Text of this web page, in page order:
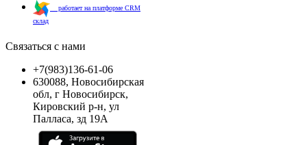
работает на платформе CRM
склад
Связаться с нами
+7(983)136-61-06
630088, Новосибирская
обл, г Новосибирск,
Кировский р-н, ул
Палласа, зд 19А